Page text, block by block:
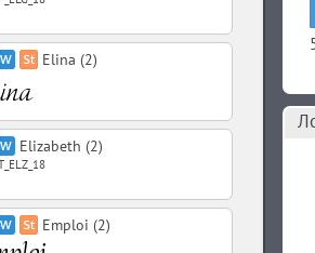
Elina (2)
Elizabeth (2)
Emploi (2)